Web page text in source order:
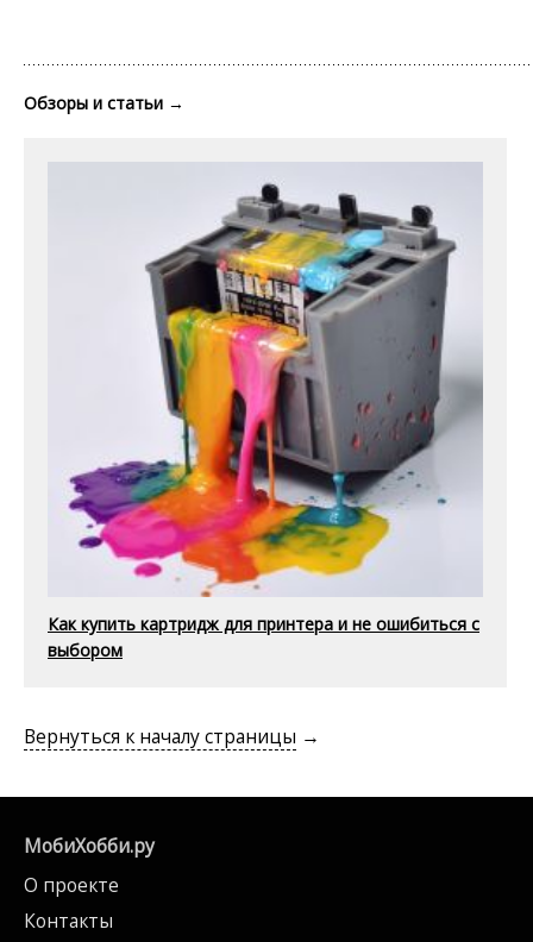
Обзоры и статьи →
Как купить картридж для принтера и не ошибиться с
выбором
Вернуться к началу страницы →
МобиХобби.ру
О проекте
Контакты